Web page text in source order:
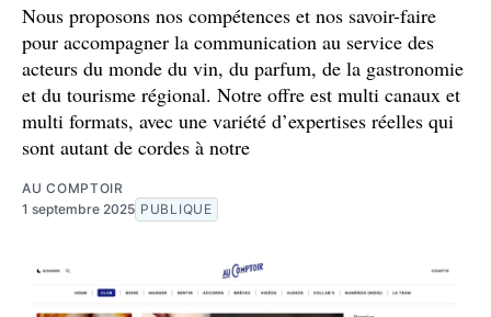
Nous proposons nos compétences et nos savoir-faire
pour accompagner la communication au service des
acteurs du monde du vin, du parfum, de la gastronomie
et du tourisme régional. Notre offre est multi canaux et
multi formats, avec une variété d’expertises réelles qui
sont autant de cordes à notre
AU COMPTOIR
1 septembre 2025 PUBLIQUE